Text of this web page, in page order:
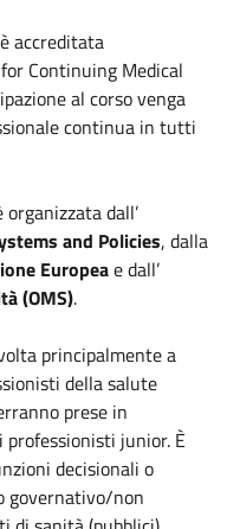
accreditata
Continuing Medical
al corso venga
continua in tutti
dall’
and Policies, dalla
Europeae dall’
(OMS).
principalmente a
della salute
prese in
junior. È
decisionali o
governativo/non